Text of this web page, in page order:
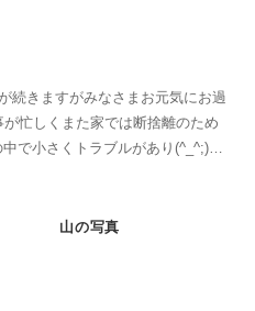
続きますがみなさまお元気にお過
忙しくまた家では断捨離のため
で小さくトラブルがあり(^_^;)す
山の写真